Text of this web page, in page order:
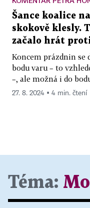
Šance koalice
skokově klesly.
začalo hrát
Koncem prázdnin se
bodu varu – to
–, ale možná i do
27. 8. 2024 ▪ 4 min. čtení
Téma: